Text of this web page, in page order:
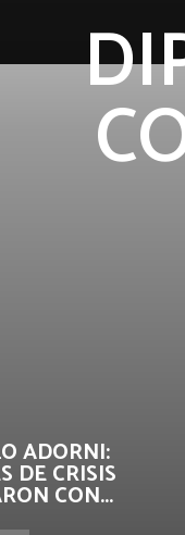
ADORNI:
DE CRISIS
CON...